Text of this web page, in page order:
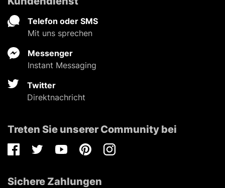
Telefon oder SMS
Mit uns sprechen
Messenger
Instant Messaging
Twitter
Direktnachricht
Treten Sie unserer Community bei
FacebookTwitterYoutubePinterestInstagram
Sichere Zahlungen